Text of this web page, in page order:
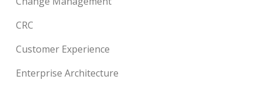
CRC
Customer Experience
Enterprise Architecture